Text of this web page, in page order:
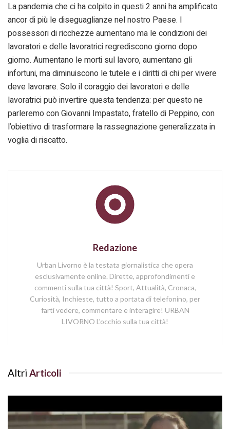
La pandemia che ci ha colpito in questi 2 anni ha amplificato
ancor di più le diseguaglianze nel nostro Paese. I
possessori di ricchezze aumentano ma le condizioni dei
lavoratori e delle lavoratrici regrediscono giorno dopo
giorno. Aumentano le morti sul lavoro, aumentano gli
infortuni, ma diminuiscono le tutele e i diritti di chi per vivere
deve lavorare. Solo il coraggio dei lavoratori e delle
lavoratrici può invertire questa tendenza: per questo ne
parleremo con Giovanni Impastato, fratello di Peppino, con
l’obiettivo di trasformare la rassegnazione generalizzata in
voglia di riscatto.
Redazione
Urban Livorno è la testata giornalistica che opera
esclusivamente online. Dirette, approfondimenti e
commenti sulla tua città! Sport, Attualità, Cronaca,
Curiosità, Inchieste, tutto a portata di telefonino, per
farti vedere, commentare e interagire! URBAN
LIVORNO L'occhio sulla tua città!
Altri Articoli